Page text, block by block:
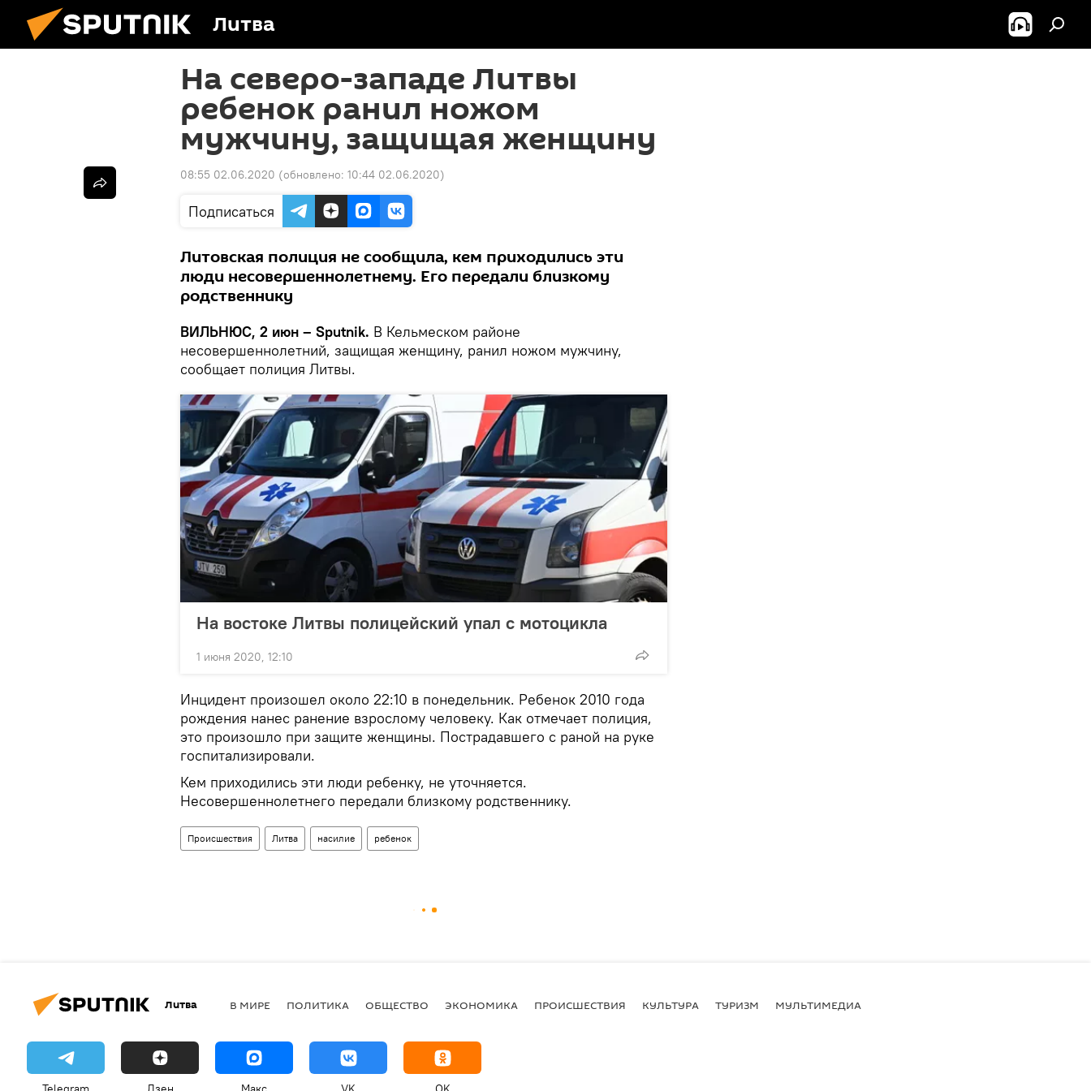
Литва
На северо-западе Литвы
ребенок ранил ножом
мужчину, защищая женщину
08:55 02.06.2020 (обновлено: 10:44 02.06.2020)
Подписаться
Литовская полиция не сообщила, кем приходились эти
люди несовершеннолетнему. Его передали близкому
родственнику
ВИЛЬНЮС, 2 июн – Sputnik. В Кельмеском районе
несовершеннолетний, защищая женщину, ранил ножом мужчину,
сообщает полиция Литвы.
На востоке Литвы полицейский упал с мотоцикла
1 июня 2020, 12:10
Инцидент произошел около 22:10 в понедельник. Ребенок 2010 года
рождения нанес ранение взрослому человеку. Как отмечает полиция,
это произошло при защите женщины. Пострадавшего с раной на руке
госпитализировали.
Кем приходились эти люди ребенку, не уточняется.
Несовершеннолетнего передали близкому родственнику.
Происшествия Литва насилие ребенок
Литва В МИРЕ ПОЛИТИКА ОБЩЕСТВО ЭКОНОМИКА ПРОИСШЕСТВИЯ КУЛЬТУРА ТУРИЗМ МУЛЬТИМЕДИА